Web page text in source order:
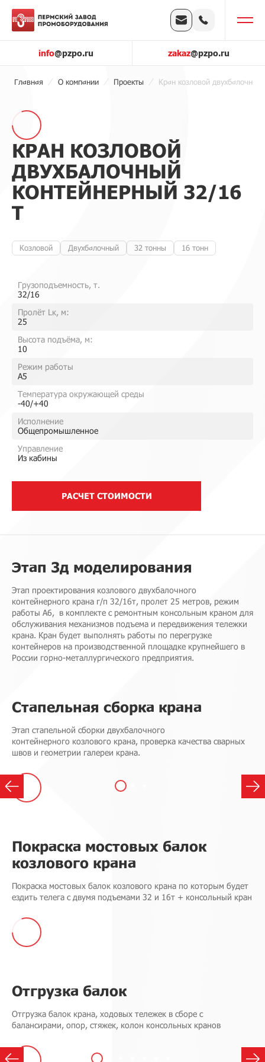
info@pzpo.ru zakaz@pzpo.ru
Главная О компании Проекты Кран козловой
КРАН КОЗЛОВОЙ
ДВУХБАЛОЧНЫЙ
КОНТЕЙНЕРНЫЙ 32/16
Т
Козловой Двухбалочный 32 тонны 16 тонн
Грузоподъемность, т.
32/16
Пролёт Lк, м:
25
Высота подъёма, м:
10
Режим работы
A5
Температура окружающей среды
-40/+40
Исполнение
Общепромышленное
Управление
Из кабины
РАСЧЕТ СТОИМОСТИ
Этап 3д моделирования
Этап проектирования козлового двухбалочного
контейнерного крана г/п 32/16т, пролет 25 метров, режим
работы А6, в комплекте с ремонтным консольным краном для
обслуживания механизмов подъема и передвижения тележки
крана. Кран будет выполнять работы по перегрузке
контейнеров на производственной площадке крупнейшего в
России горно-металлургического предприятия.
Стапельная сборка крана
Этап стапельной сборки двухбалочного
контейнерного козлового крана, проверка качества сварных
швов и геометрии галереи крана.
Покраска мостовых балок
козлового крана
Покраска мостовых балок козлового крана по которым будет
ездить телега с двумя подъемами 32 и 16т + консольный кран
Отгрузка балок
Отгрузка балок крана, ходовых тележек в сборе с
балансирами, опор, стяжек, колон консольных кранов